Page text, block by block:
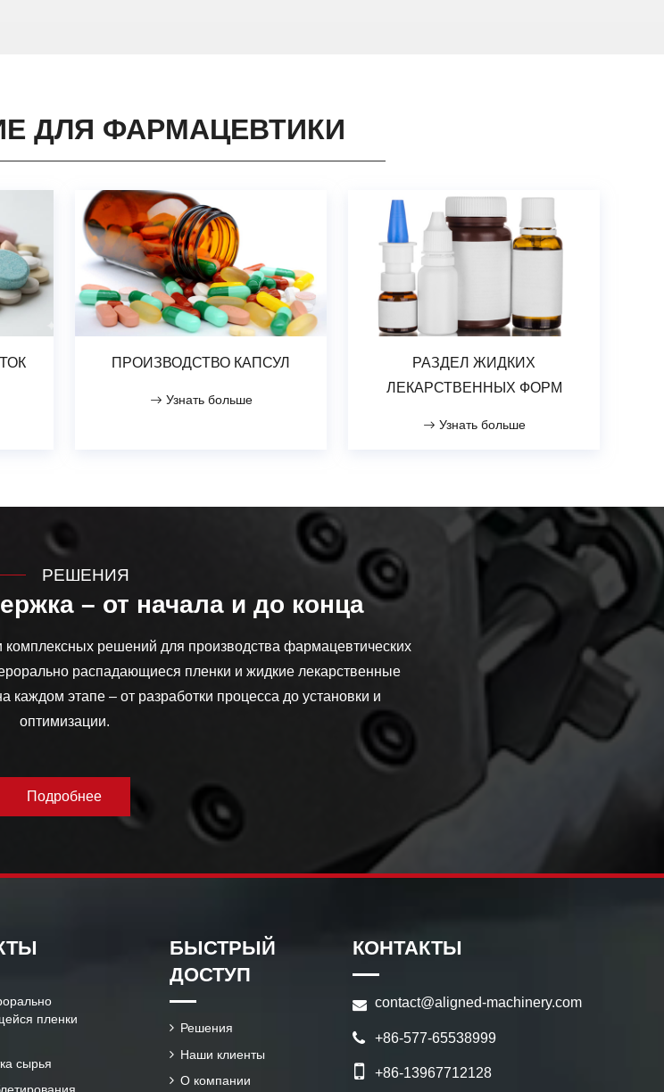
ДЛЯ ФАРМАЦЕВТИКИ
ПРОИЗВОДСТВО КАПСУЛ
Узнать больше
РАЗДЕЛ ЖИДКИХ
ЛЕКАРСТВЕННЫХ ФОРМ
Узнать больше
РЕШЕНИЯ
– от начала и до конца
решений для производства фармацевтических
распадающиеся пленки и жидкие лекарственные
этапе – от разработки процесса до установки и
оптимизации.
Подробнее
пленки
сырья
БЫСТРЫЙ
ДОСТУП
Решения
Наши клиенты
О компании
КОНТАКТЫ
contact@aligned-machinery.com
+86-577-65538999
+86-13967712128